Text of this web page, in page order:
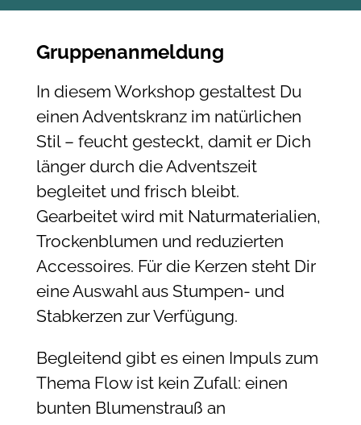
Gruppenanmeldung
In diesem Workshop gestaltest Du
einen Adventskranz im natürlichen
Stil – feucht gesteckt, damit er Dich
länger durch die Adventszeit
begleitet und frisch bleibt.
Gearbeitet wird mit Naturmaterialien,
Trockenblumen und reduzierten
Accessoires. Für die Kerzen steht Dir
eine Auswahl aus Stumpen- und
Stabkerzen zur Verfügung.
Begleitend gibt es einen Impuls zum
Thema Flow ist kein Zufall: einen
bunten Blumenstrauß an